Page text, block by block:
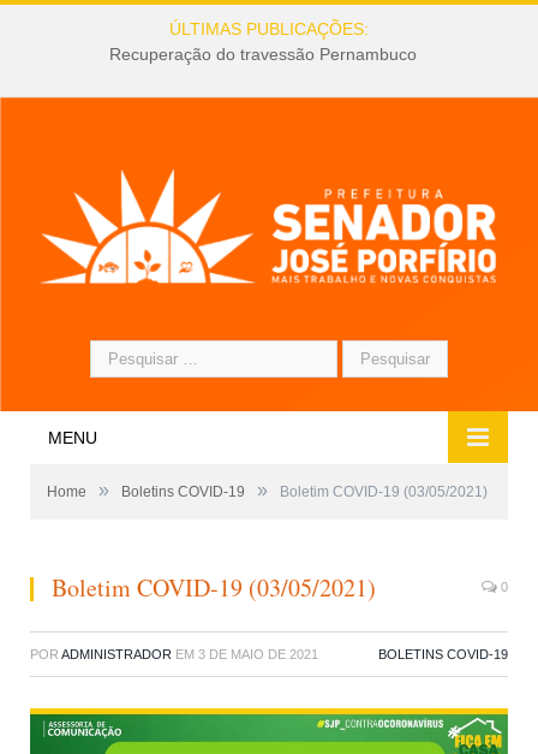
ÚLTIMAS PUBLICAÇÕES:
Recuperação do travessão Pernambuco
Pesquisar
por:
MENU
Home » Boletins COVID-19 » Boletim COVID-19 (03/05/2021)
Boletim COVID-19 (03/05/2021) 0
POR ADMINISTRADOR EM 3 DE MAIO DE 2021 BOLETINS COVID-19